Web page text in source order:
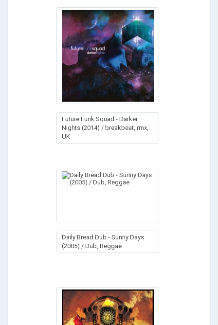
Future Funk Squad - Darker
Nights (2014) / breakbeat, rmx,
UK
Daily Bread Dub - Sunny Days
(2005) / Dub, Reggae